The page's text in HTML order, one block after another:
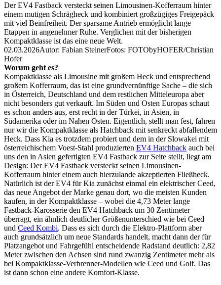
Der EV4 Fastback versteckt seinen Limousinen-Kofferraum hinter
einem mutigen Schrägheck und kombiniert großzügiges Freigepäck
mit viel Beinfreiheit. Der sparsame Antrieb ermöglicht lange
Etappen in angenehmer Ruhe. Verglichen mit der bisherigen
Kompaktklasse ist das eine neue Welt.
02.03.2026Autor: Fabian SteinerFotos: FOTObyHOFER/Christian
Hofer
Worum geht es?
Kompaktklasse als Limousine mit großem Heck und entsprechend
großem Kofferraum, das ist eine grundvernünftige Sache – die sich
in Österreich, Deutschland und dem restlichen Mitteleuropa aber
nicht besonders gut verkauft. Im Süden und Osten Europas schaut
es schon anders aus, erst recht in der Türkei, in Asien, in
Südamerika oder im Nahen Osten. Eigentlich, stellt man fest, fahren
nur wir die Kompaktklasse als Hatchback mit senkreckt abfallendem
Heck. Dass Kia es trotzdem probiert und dem in der Slowakei mit
österreichischem Voest-Stahl produzierten EV4 Hatchback auch bei
uns den in Asien gefertigten EV4 Fastback zur Seite stellt, liegt am
Design: Der EV4 Fastback versteckt seinen Limousinen-
Kofferraum hinter einem auch hierzulande akzeptierten Fließheck.
Natürlich ist der EV4 für Kia zunächst einmal ein elektrischer Ceed,
das neue Angebot der Marke genau dort, wo die meisten Kunden
kaufen, in der Kompaktklasse – wobei die 4,73 Meter lange
Fastback-Karosserie den EV4 Hatchback um 30 Zentimeter
überragt, ein ähnlich deutlicher Größenunterschied wie bei Ceed
und Ceed Kombi. Dass es sich durch die Elektro-Plattform aber
auch grundsätzlich um neue Standards handelt, macht dann der für
Platzangebot und Fahrgefühl entscheidende Radstand deutlich: 2,82
Meter zwischen den Achsen sind rund zwanzig Zentimeter mehr als
bei Kompaktklasse-Verbrenner-Modellen wie Ceed und Golf. Das
ist dann schon eine andere Komfort-Klasse.